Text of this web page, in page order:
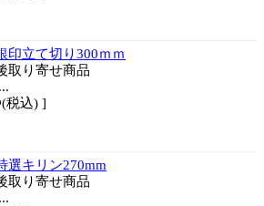
印立て切り300ｍｍ
取り寄せ商品
税込) ]
選キリン270mm
取り寄せ商品